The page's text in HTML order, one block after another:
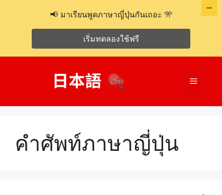
เมนู
คำศัพท์ภาษาญี่ปุ่น
📢 มาเรียนพูดภาษาญี่ปุ่นกันเถอะ 🎌
เริ่มทดลองใช้ฟรี